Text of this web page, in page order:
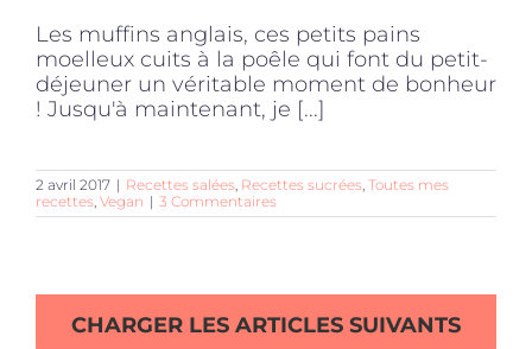
Les muffins anglais, ces petits pains
moelleux cuits à la poêle qui font du petit-
déjeuner un véritable moment de bonheur
! Jusqu'à maintenant, je [...]
2 avril 2017 | Recettes salées, Recettes sucrées, Toutes mes
recettes, Vegan | 3 Commentaires
CHARGER LES ARTICLES SUIVANTS